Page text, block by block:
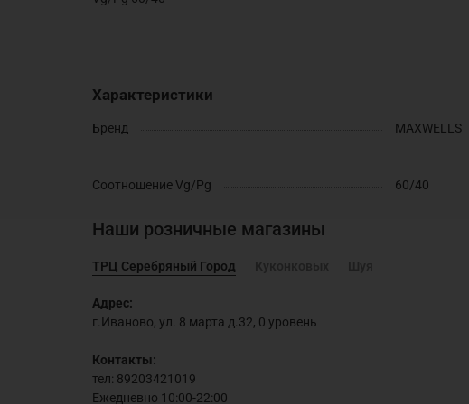
Характеристики
Бренд MAXWELLS
Соотношение Vg/Pg 60/40
Наши розничные магазины
ТРЦ Серебряный Город
Адрес:
г.Иваново, ул. 8 марта д.32, 0 уровень
Контакты:
тел: 89203421019
Ежедневно 10:00-22:00